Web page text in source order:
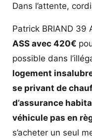
Dans l’attente,
Patrick BRIAND 39
ASS avec 420€
possible dans
logement
se privant de
d’assurance
véhicule pas en
s’acheter un seul